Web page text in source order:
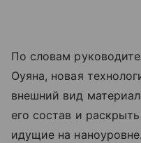
По словам
Оуяна, новая
внешний вид
его состав и
идущие на наноуровне.